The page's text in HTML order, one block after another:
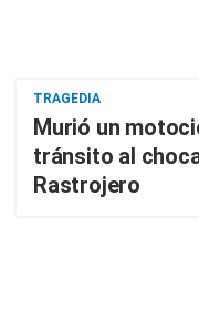
TRAGEDIA
Murió un
tránsito al
Rastrojero